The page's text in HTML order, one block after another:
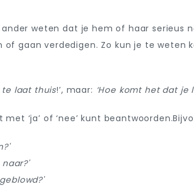
weten dat je hem of haar serieus
gaan verdedigen. Zo kun je te weten
te laat thuis!’, maar: ‘Hoe komt het dat je
‘ja’ of ‘nee’ kunt
'
'